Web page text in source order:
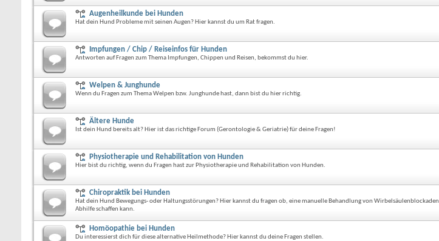
Augenheilkunde bei Hunden
Hat dein Hund Probleme mit seinen Augen? Hier kannst du um Rat fragen.
Impfungen / Chip / Reiseinfos für Hunden
Antworten auf Fragen zum Thema Impfungen, Chippen und Reisen, bekommst du hier.
Welpen & Junghunde
Wenn du Fragen zum Thema Welpen bzw. Junghunde hast, dann bist du hier richtig.
Ältere Hunde
Ist dein Hund bereits alt? Hier ist das richtige Forum (Gerontologie & Geriatrie) für deine Fragen!
Physiotherapie und Rehabilitation von Hunden
Hier bist du richtig, wenn du Fragen hast zur Physiotherapie und Rehabilitation von Hunden.
Chiropraktik bei Hunden
Hat dein Hund Bewegungs- oder Haltungsstörungen? Hier kannst du fragen ob, eine manuelle Behandlung von Wirbelsäulenblockaden
Abhilfe schaffen kann.
Homöopathie bei Hunden
Du interessierst dich für diese alternative Heilmethode? Hier kannst du deine Fragen stellen.